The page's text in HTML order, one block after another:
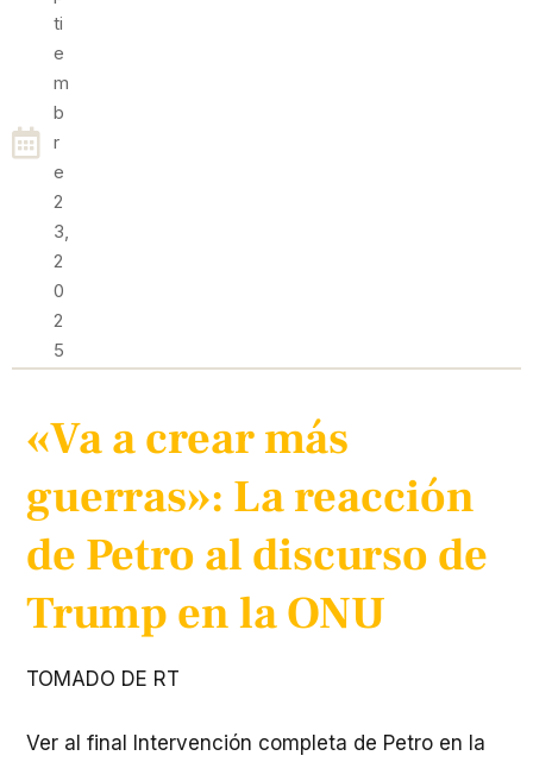
Ti
E
M
B
R
E
2
3,
2
0
2
5
«Va a crear más
guerras»: La reacción
de Petro al discurso de
Trump en la ONU
TOMADO DE RT
Ver al final Intervención completa de Petro en la